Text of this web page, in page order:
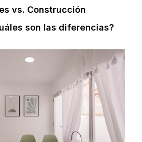
vs. Construcción
son las diferencias?